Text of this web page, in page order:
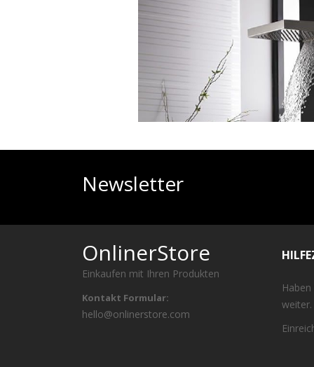
Newsletter
OnlinerStore
Einkaufen mit Ihren Produkten
Kontakt Formular:
hello@onlinerstore.com
weiter.